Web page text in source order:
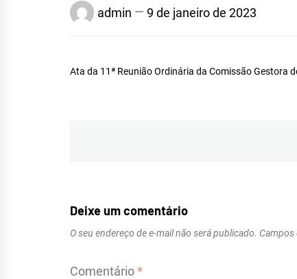
admin 9 de janeiro de 2023
Ata da 11ª Reunião Ordinária da Comissão Gestora
Post
Deixe um comentário
O seu endereço de e-mail não será publicado.
Comentário*